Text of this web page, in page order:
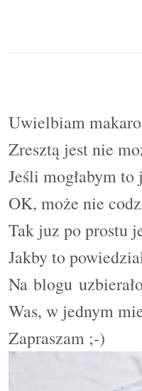
Uwielbiam
Zresztą jest nie
Jeśli mogłabym to
OK, może nie
Tak juz po prostu
Jakby to
Na blogu
Was, w jednym
Zapraszam ;-)